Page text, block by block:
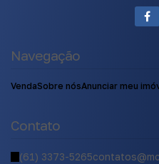
Navegação
VendaSobre nósAnunciar meu
Contato
(61) 3373-5265